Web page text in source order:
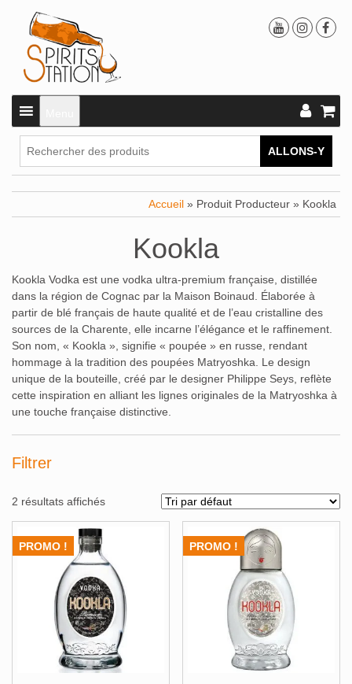
ALLONS-Y
Accueil » Produit Producteur » Kookla
Kookla
Kookla Vodka est une vodka ultra-premium française, distillée
dans la région de Cognac par la Maison Boinaud.
Élaborée à
partir de blé français de haute qualité et de l’eau cristalline des
sources de la Charente, elle incarne l’élégance et le raffinement.
Son nom, « Kookla », signifie « poupée » en russe, rendant
hommage à la tradition des poupées Matryoshka.
Le design
unique de la bouteille, créé par le designer Philippe Seys, reflète
cette inspiration en alliant les lignes originales de la Matryoshka à
une touche française distinctive.
Filtrer
Alcools Bio
Bouteilles originales
Calendrier de l'avent
Coffrets Cadeau
Magnums et +
2 résultats affichés
PROMO ! PROMO !